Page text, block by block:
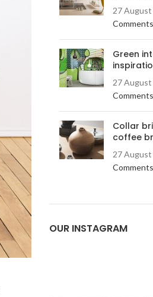
27 August
Comments
Green
27 August
Comments
Collar
coffee
27 August
Comments
OUR INSTAGRAM